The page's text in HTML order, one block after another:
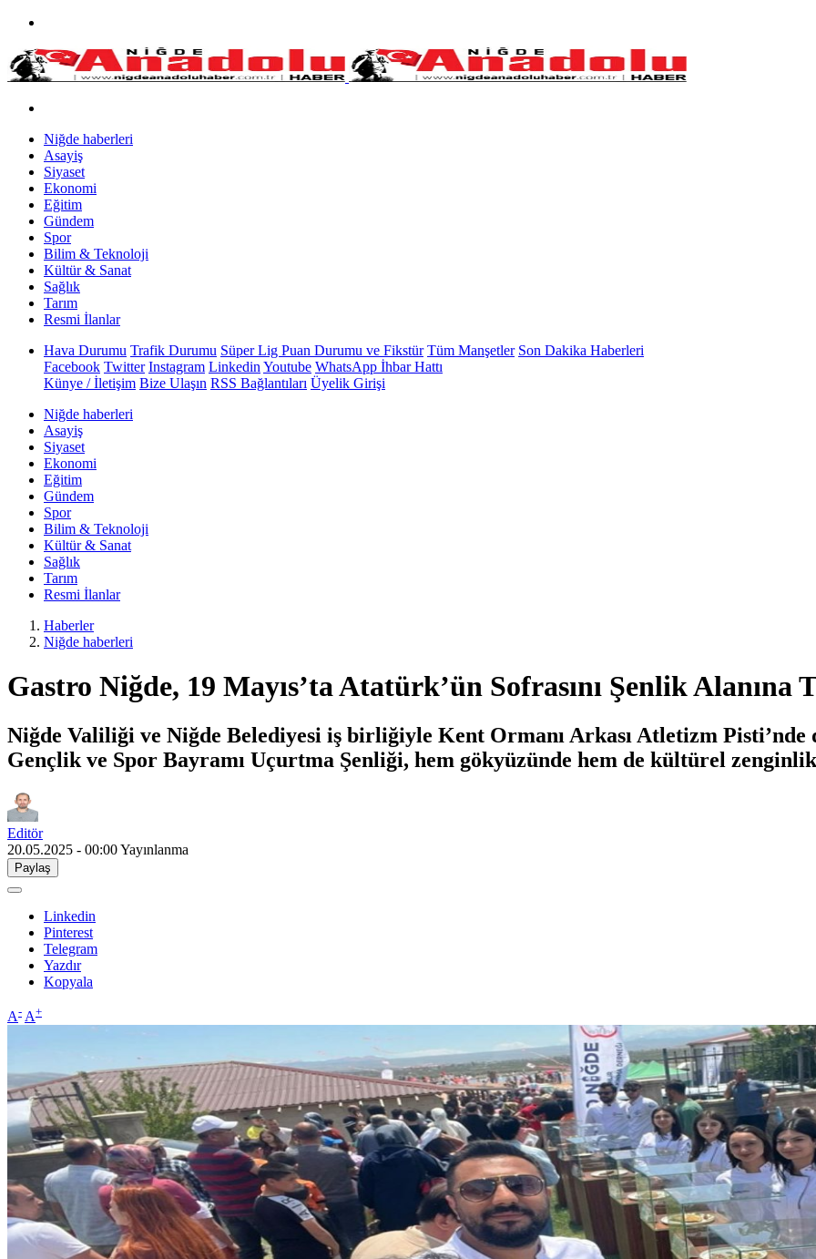
Niğde haberleri
Asayiş
Siyaset
Ekonomi
Eğitim
Gündem
Spor
Bilim & Teknoloji
Kültür & Sanat
Sağlık
Tarım
Resmi İlanlar
Hava Durumu Trafik Durumu Süper Lig Puan Durumu ve Fikstür Tüm Manşetler Son Dakika Haberleri
Facebook Twitter Instagram Linkedin Youtube WhatsApp İhbar Hattı
Künye / İletişim Bize Ulaşın RSS Bağlantıları Üyelik Girişi
Niğde haberleri
Asayiş
Siyaset
Ekonomi
Eğitim
Gündem
Spor
Bilim & Teknoloji
Kültür & Sanat
Sağlık
Tarım
Resmi İlanlar
Haberler
Niğde haberleri
Gastro Niğde, 19 Mayıs’ta Atatürk’ün Sofrasını Şenlik Alanına
Niğde Valiliği ve Niğde Belediyesi iş birliğiyle Kent Ormanı Arkası Atletizm Pisti’nde
Gençlik ve Spor Bayramı Uçurtma Şenliği, hem gökyüzünde hem de kültürel
Editör
20.05.2025 - 00:00Yayınlanma
Paylaş
Linkedin
Pinterest
Telegram
Yazdır
Kopyala
A- A+